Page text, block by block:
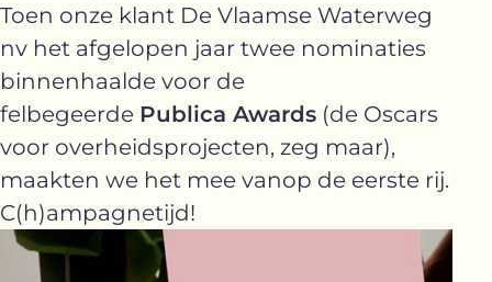
Toen onze klant De Vlaamse Waterweg
nv het afgelopen jaar twee nominaties
binnenhaalde voor de
felbegeerde Publica Awards (de Oscars
voor overheidsprojecten, zeg maar),
maakten we het mee vanop de eerste rij.
C(h)ampagnetijd!